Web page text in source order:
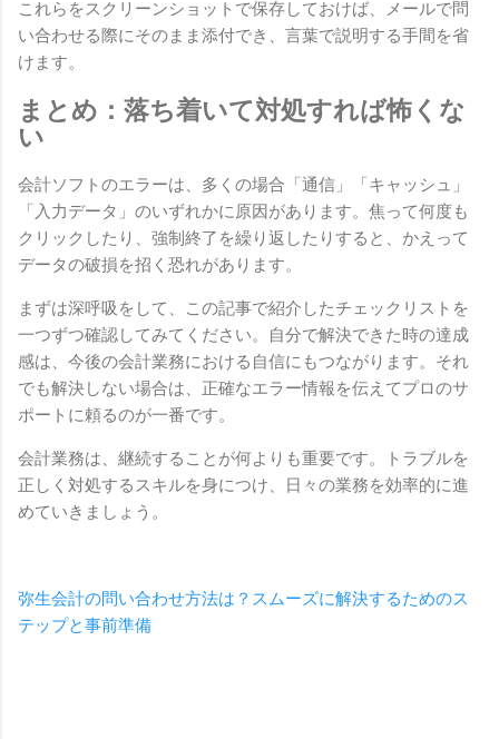
これらをスクリーンショットで保存しておけば、メールで問
い合わせる際にそのまま添付でき、言葉で説明する手間を省
けます。
まとめ：落ち着いて対処すれば怖くな
い
会計ソフトのエラーは、多くの場合「通信」「キャッシュ」
「入力データ」のいずれかに原因があります。焦って何度も
クリックしたり、強制終了を繰り返したりすると、かえって
データの破損を招く恐れがあります。
まずは深呼吸をして、この記事で紹介したチェックリストを
一つずつ確認してみてください。自分で解決できた時の達成
感は、今後の会計業務における自信にもつながります。それ
でも解決しない場合は、正確なエラー情報を伝えてプロのサ
ポートに頼るのが一番です。
会計業務は、継続することが何よりも重要です。トラブルを
正しく対処するスキルを身につけ、日々の業務を効率的に進
めていきましょう。
弥生会計の問い合わせ方法は？スムーズに解決するためのス
テップと事前準備